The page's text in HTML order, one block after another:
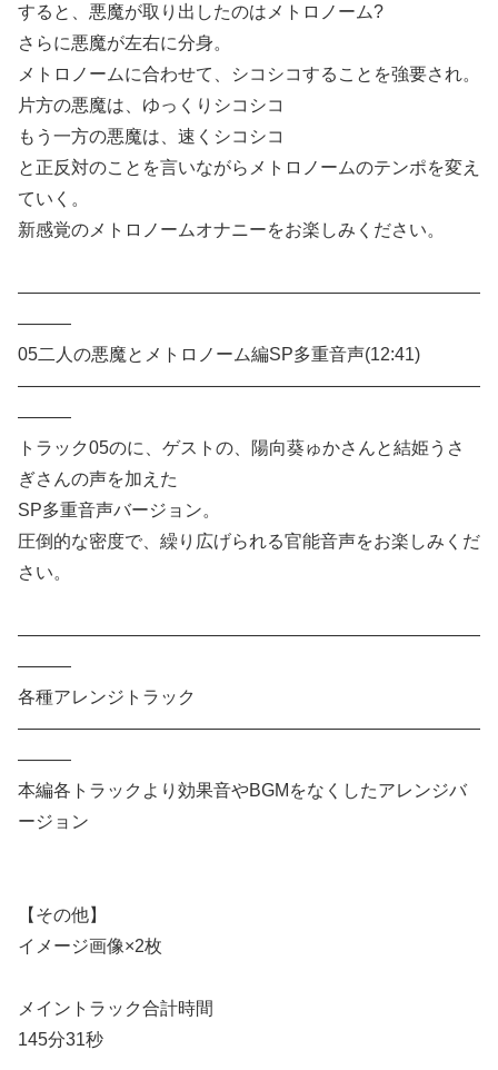
すると、悪魔が取り出したのはメトロノーム?
さらに悪魔が左右に分身。
メトロノームに合わせて、シコシコすることを強要され。
片方の悪魔は、ゆっくりシコシコ
もう一方の悪魔は、速くシコシコ
と正反対のことを言いながらメトロノームのテンポを変え
ていく。
新感覚のメトロノームオナニーをお楽しみください。
——————————————————————————
———
05二人の悪魔とメトロノーム編SP多重音声(12:41)
——————————————————————————
———
トラック05のに、ゲストの、陽向葵ゅかさんと結姫うさ
ぎさんの声を加えた
SP多重音声バージョン。
圧倒的な密度で、繰り広げられる官能音声をお楽しみくだ
さい。
——————————————————————————
———
各種アレンジトラック
——————————————————————————
———
本編各トラックより効果音やBGMをなくしたアレンジバ
ージョン
【その他】
イメージ画像×2枚
メイントラック合計時間
145分31秒